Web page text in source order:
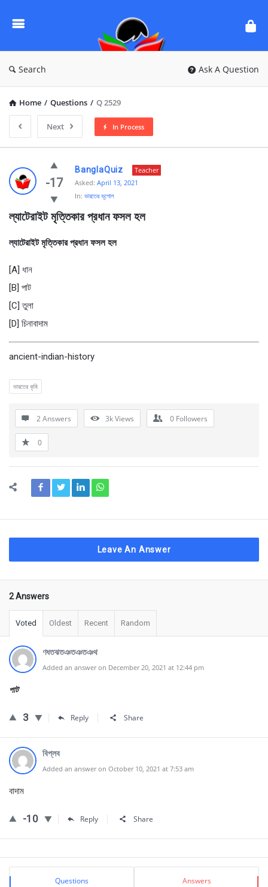
Questions
Search Ask A Question
Home / Questions / Q 2529
Next In Process
Ask
Questions
BanglaQuiz
Latest
-17
BanglaQuiz
Teacher
Asked: April 13, 2021
In: ভারতের ভূগোল
ল্যাটেরাইট মৃত্তিকার প্রধান ফসল হল
ল্যাটেরাইট মৃত্তিকার প্রধান ফসল হল
[A] ধান
[B] পাট
[C] তুলা
[D] চিনাবাদাম
ancient-indian-history
ভারতের কৃষি
2 Answers 3kViews 0 Followers
0
Leave An Answer
2 Answers
Voted Oldest Recent Random
ণধতঝতঞতঞতঞথ
Added an answer on December 20, 2021 at 12:44 pm
পাট
3 Reply Share
বিপ্লব
Added an answer on October 10, 2021 at 7:53 am
বাদাম
-10 Reply Share
Sidebar
Stats Questions Answers